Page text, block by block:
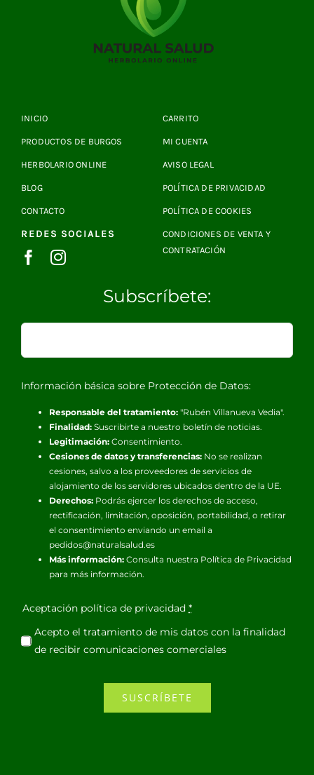
INICIO
PRODUCTOS DE BURGOS
HERBOLARIO ONLINE
BLOG
CONTACTO
REDES SOCIALES
CARRITO
MI CUENTA
AVISO LEGAL
POLÍTICA DE PRIVACIDAD
POLÍTICA DE COOKIES
CONDICIONES DE VENTA Y
CONTRATACIÓN
Subscríbete:
Información básica sobre Protección de Datos:
Responsable del tratamiento:"Rubén Villanueva Vedia".
Finalidad:Suscribirte a nuestro boletín de noticias.
Legitimación:Consentimiento.
Cesiones de datos y transferencias:No se realizan
cesiones, salvo a los proveedores de servicios de
alojamiento de los servidores ubicados dentro de la UE.
Derechos:Podrás ejercer los derechos de acceso,
rectificación, limitación, oposición, portabilidad, o retirar
el consentimiento enviando un email a
pedidos@naturalsalud.es
Más información:Consulta nuestra Política de Privacidad
para más información.
Aceptación política de privacidad *
Acepto el tratamiento de mis datos con la finalidad
de recibir comunicaciones comerciales
SUSCRÍBETE